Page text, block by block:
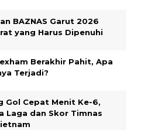
BAZNAS Garut 2026
yang Harus Dipenuhi
Berakhir Pahit, Apa
Terjadi?
Gol Cepat Menit Ke-6,
Laga dan Skor Timnas